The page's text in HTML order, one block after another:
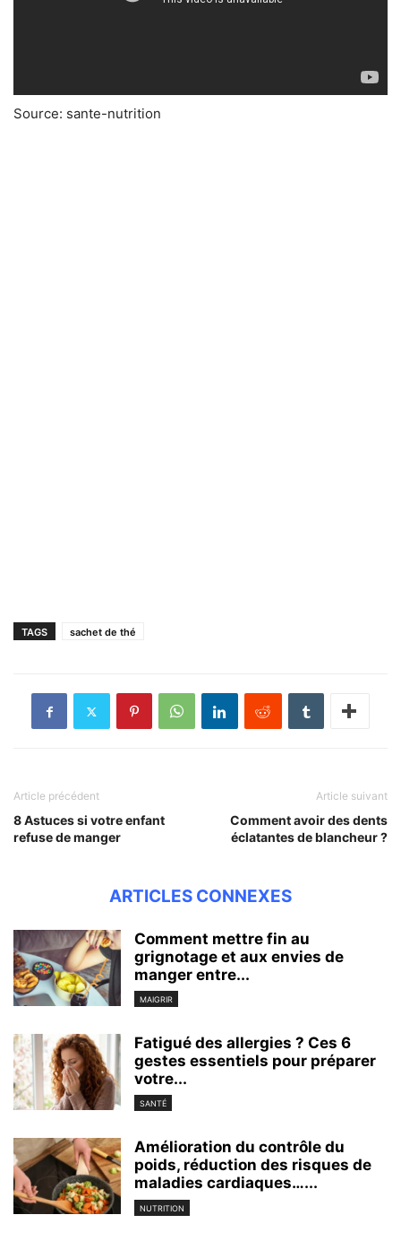
Source: sante-nutrition
TAGS sachet de thé
Article précédent
8 Astuces si votre enfant
refuse de manger
Article suivant
Comment avoir des dents
éclatantes de blancheur ?
ARTICLES CONNEXES
Comment mettre fin au
grignotage et aux envies de
manger entre...
MAIGRIR
Fatigué des allergies ? Ces 6
gestes essentiels pour préparer
votre...
SANTÉ
Amélioration du contrôle du
poids, réduction des risques de
maladies cardiaques…...
NUTRITION